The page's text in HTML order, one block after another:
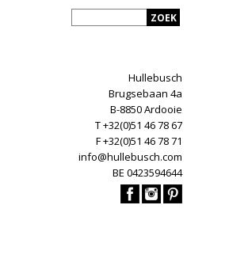
Hullebusch
Brugsebaan 4a
B-8850 Ardooie
T +32(0)51 46 78 67
F +32(0)51 46 78 71
info@hullebusch.com
BE 0423594644